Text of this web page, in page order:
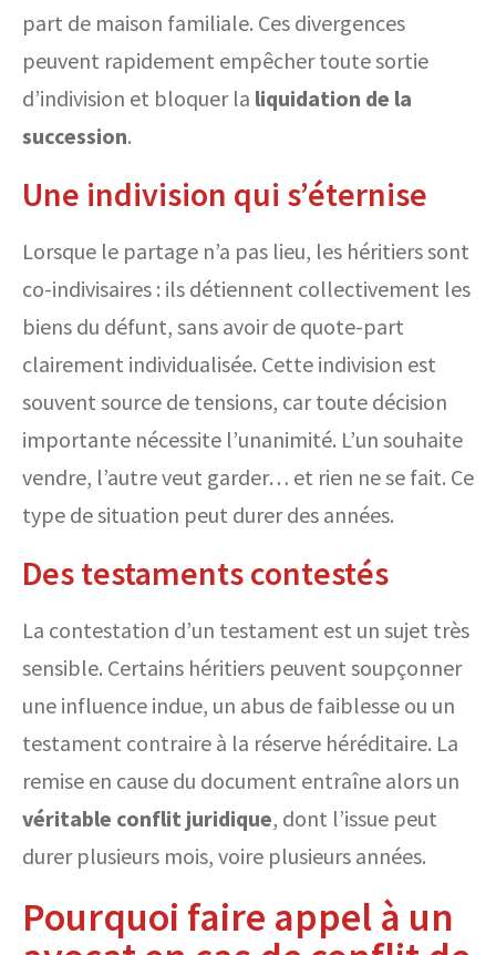
part de maison familiale. Ces divergences
peuvent rapidement empêcher toute sortie
d’indivision et bloquer la liquidation de la
succession.
Une indivision qui s’éternise
Lorsque le partage n’a pas lieu, les héritiers sont
co-indivisaires : ils détiennent collectivement les
biens du défunt, sans avoir de quote-part
clairement individualisée. Cette indivision est
souvent source de tensions, car toute décision
importante nécessite l’unanimité. L’un souhaite
vendre, l’autre veut garder… et rien ne se fait. Ce
type de situation peut durer des années.
Des testaments contestés
La contestation d’un testament est un sujet très
sensible. Certains héritiers peuvent soupçonner
une influence indue, un abus de faiblesse ou un
testament contraire à la réserve héréditaire. La
remise en cause du document entraîne alors un
véritable conflit juridique, dont l’issue peut
durer plusieurs mois, voire plusieurs années.
Pourquoi faire appel à un